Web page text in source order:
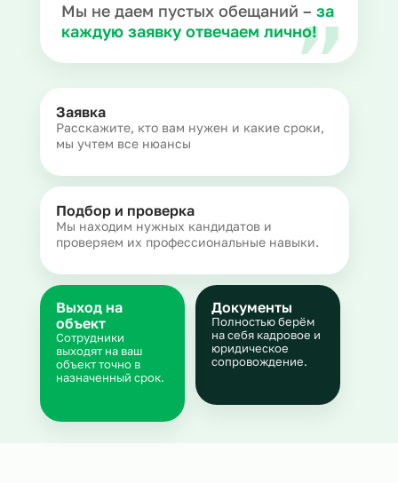
Мы не даем пустых обещаний – за
каждую заявку отвечаем лично!
Заявка
Расскажите, кто вам нужен и какие сроки,
мы учтем все нюансы
Подбор и проверка
Мы находим нужных кандидатов и
проверяем их профессиональные навыки.
Документы
Полностью берём
на себя кадровое и
юридическое
сопровождение.
Выход на
объект
Сотрудники
выходят на ваш
объект точно в
назначенный срок.